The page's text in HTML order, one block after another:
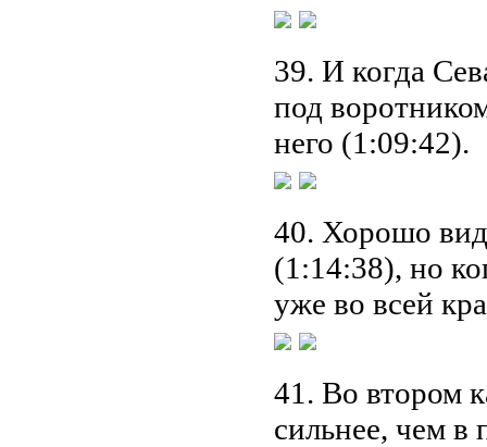
39. И когда
под
него (1:09:42).
40. Хорошо
(1:14:38), но
уже во всей
41. Во втором
сильнее, чем